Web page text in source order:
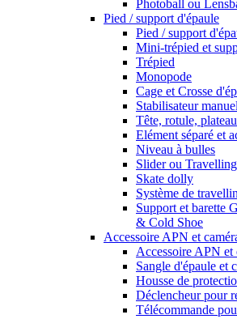
Photoball ou
Pied / support d'épaule
Pied / support
Mini-trépied et
Trépied
Monopode
Cage et Crosse
Stabilisateur manuel
Tête, rotule,
Elément séparé et
Niveau à bulles
Slider ou
Skate dolly
Système de
Support et barette
& Cold Shoe
Accessoire APN et
Accessoire APN et
Sangle d'épaule et
Housse de
Déclencheur pour
Télécommande